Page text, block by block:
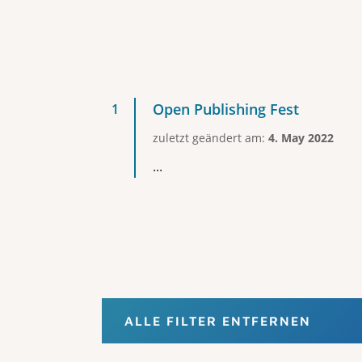
Open Publishing Fest
zuletzt geändert am: 4. May 2022
...
ALLE FILTER ENTFERNEN